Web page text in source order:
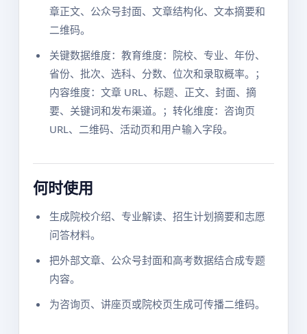
章正文、公众号封面、文章结构化、文本摘要和
二维码。
关键数据维度：教育维度：院校、专业、年份、
省份、批次、选科、分数、位次和录取概率。；
内容维度：文章 URL、标题、正文、封面、摘
要、关键词和发布渠道。；转化维度：咨询页
URL、二维码、活动页和用户输入字段。
何时使用
生成院校介绍、专业解读、招生计划摘要和志愿
问答材料。
把外部文章、公众号封面和高考数据结合成专题
内容。
为咨询页、讲座页或院校页生成可传播二维码。